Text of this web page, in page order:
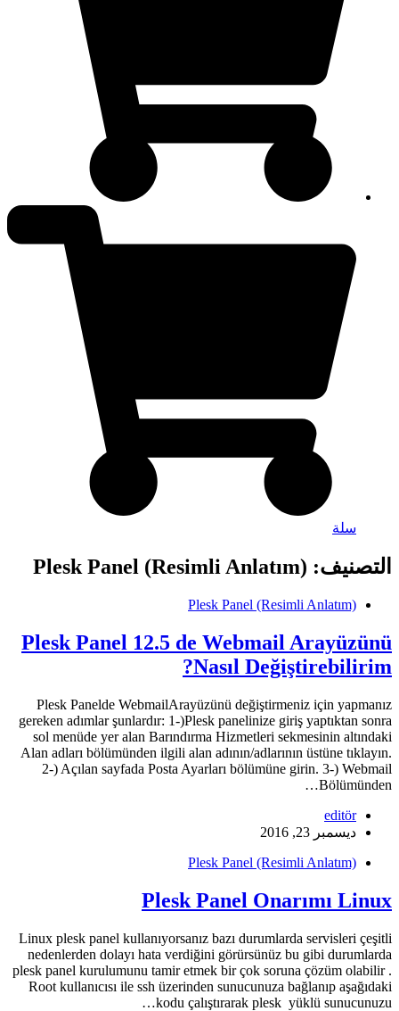
سلة
التصنيف:
Plesk Panel (Resimli Anlatım)
Plesk Panel 12.5 de Webmail Arayüzünü
Nasıl Değiştirebilirim?
Plesk Panelde WebmailArayüzünü değiştirmeniz için yapmanız
gereken adımlar şunlardır: 1-)Plesk panelinize giriş yaptıktan sonra
sol menüde yer alan Barındırma Hizmetleri sekmesinin altındaki
Alan adları bölümünden ilgili alan adının/adlarının üstüne tıklayın.
2-) Açılan sayfada Posta Ayarları bölümüne girin. 3-) Webmail
Bölümünden…
editör
ديسمبر 23, 2016
Plesk Panel (Resimli Anlatım)
Plesk Panel Onarımı Linux
Linux plesk panel kullanıyorsanız bazı durumlarda servisleri çeşitli
nedenlerden dolayı hata verdiğini görürsünüz bu gibi durumlarda
plesk panel kurulumunu tamir etmek bir çok soruna çözüm olabilir .
Root kullanıcısı ile ssh üzerinden sunucunuza bağlanıp aşağıdaki
kodu çalıştırarak plesk yüklü sunucunuzu…